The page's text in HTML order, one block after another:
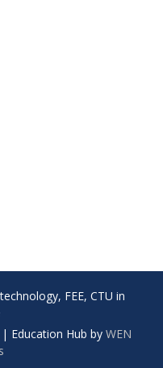
FEE, CTU in
| Education Hub by WEN